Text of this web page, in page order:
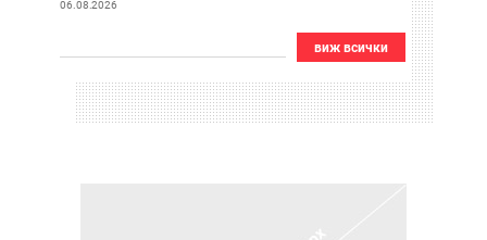
06.08.2026
виж всички